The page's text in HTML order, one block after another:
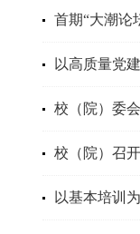
首期“大潮论
以高质量党
校（院）委
校（院）召
以基本培训